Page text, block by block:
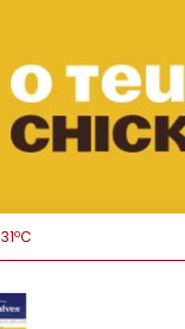
31ºC